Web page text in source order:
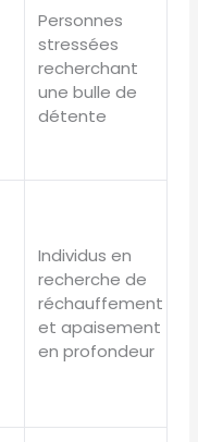
Personnes
stressées
recherchant
une bulle de
détente
Individus en
recherche de
réchauffement
et apaisement
en profondeur